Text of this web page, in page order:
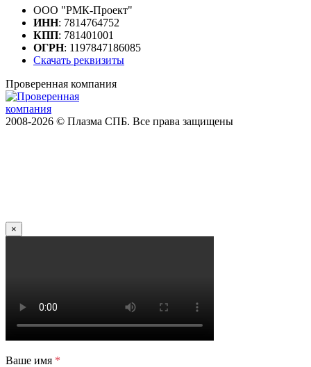
ООО "РМК-Проект"
ИНН: 7814764752
КПП: 781401001
ОГРН: 1197847186085
Скачать реквизиты
Проверенная компания
2008-2026 © Плазма СПБ. Все права защищены
×
Ваше имя *